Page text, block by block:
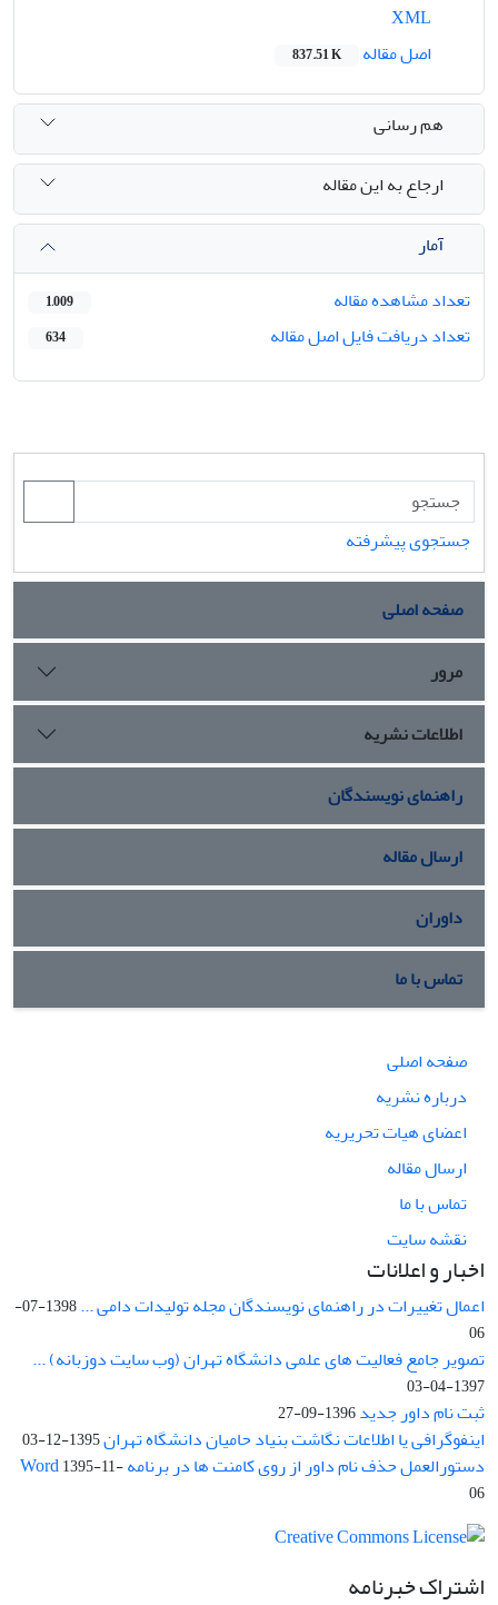
اصل مقاله
837.51 K
هم رسانی
ارجاع به این مقاله
آمار
تعداد مشاهده مقاله
1,009
تعداد دریافت فایل اصل مقاله 634
جستجوی پیشرفته
صفحه اصلی
مرور
اطلاعات نشریه
راهنمای نویسندگان
ارسال مقاله
داوران
تماس با ما
صفحه اصلی
درباره نشریه
اعضای هیات تحریریه
ارسال مقاله
تماس با ما
نقشه سایت
اخبار و اعلانات
اعمال تغییرات در راهنمای نویسندگان مجله تولیدات دامی ...
1398-07-
06
تصویر جامع فعالیت های علمی دانشگاه تهران (وب سایت دوزبانه) ...
1397-04-03
ثبت نام داور جدید1396-09-27
اینفوگرافی یا اطلاعات نگاشت بنیاد حامیان دانشگاه تهران1395-12-03
دستورالعمل حذف نام داور از روی کامنت ها در برنامه Word1395-11-
06
اشتراک خبرنامه